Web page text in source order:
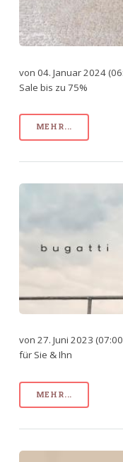
von 04. Januar 2024
Sale bis zu 75%
MEHR...
von 27. Juni 2023
für Sie & Ihn
MEHR...